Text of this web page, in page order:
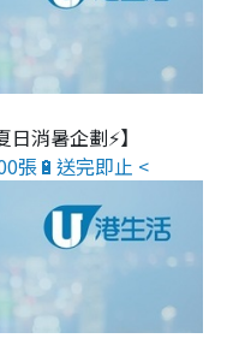
日消暑企劃⚡】
張🔋送完即止 <